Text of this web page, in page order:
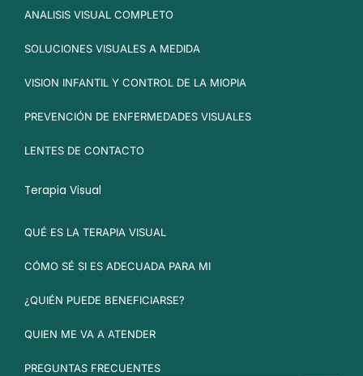
ANALISIS VISUAL COMPLETO
SOLUCIONES VISUALES A MEDIDA
VISION INFANTIL Y CONTROL DE LA MIOPIA
PREVENCIÓN DE ENFERMEDADES VISUALES
LENTES DE CONTACTO
Terapia Visual
QUÉ ES LA TERAPIA VISUAL
CÓMO SÉ SI ES ADECUADA PARA MI
¿QUIÉN PUEDE BENEFICIARSE?
QUIEN ME VA A ATENDER
PREGUNTAS FRECUENTES